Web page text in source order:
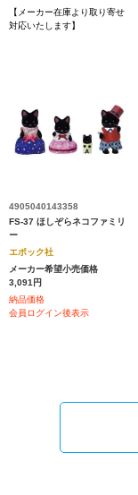
【メーカー在庫より取り寄せ
対応いたします】
4905040143358
FS-37 ほしぞらネコファミリ
ー
エポック社
メーカー希望小売価格
3,091円
納品価格
会員ログイン後表示